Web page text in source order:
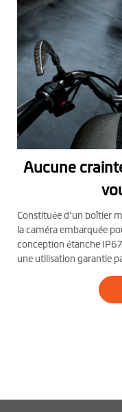
Aucune
Constituée d’un boîtier
la caméra embarquée
conception étanche
une utilisation garantie